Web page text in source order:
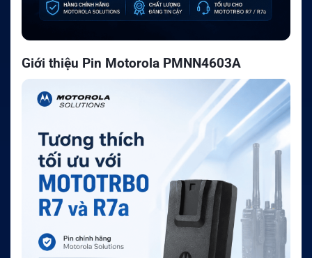
Giới thiệu Pin Motorola PMNN4603A